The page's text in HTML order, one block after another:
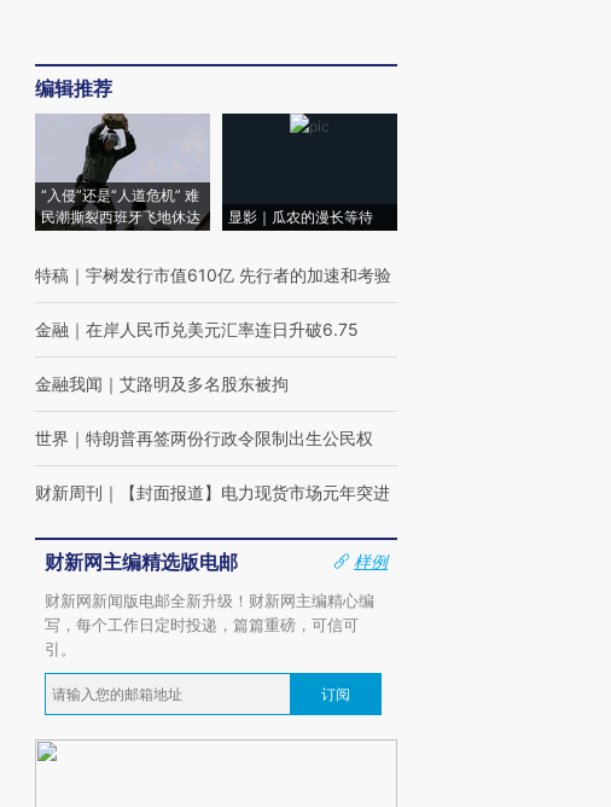
编辑推荐
“入侵”还是“人道危机” 难
民潮撕裂西班牙飞地休达
显影｜瓜农的漫长等待
特稿 ｜ 宇树发行市值610亿 先行者的加速和考验
金融 ｜ 在岸人民币兑美元汇率连日升破6.75
金融我闻 ｜ 艾路明及多名股东被拘
世界 ｜ 特朗普再签两份行政令限制出生公民权
财新周刊 ｜ 【封面报道】电力现货市场元年突进
财新网主编精选版电邮
样例
财新网新闻版电邮全新升级！财新网主编精心编
写，每个工作日定时投递，篇篇重磅，可信可
引。
订阅